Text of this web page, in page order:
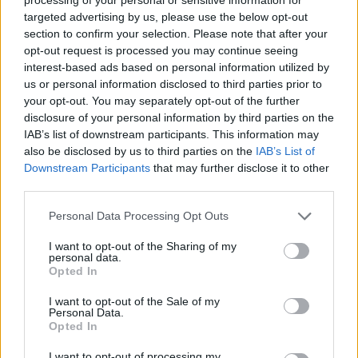
targeted advertising by us, please use the below opt-out
section to confirm your selection. Please note that after your
opt-out request is processed you may continue seeing
interest-based ads based on personal information utilized by
us or personal information disclosed to third parties prior to
your opt-out. You may separately opt-out of the further
disclosure of your personal information by third parties on the
IAB’s list of downstream participants. This information may
also be disclosed by us to third parties on the IAB’s List of
Downstream Participants that may further disclose it to other
Personal Data Processing Opt Outs
I want to opt-out of the Sharing of my
personal data.
Opted In
I want to opt-out of the Sale of my
Personal Data.
Opted In
Τσιτσιπάς και Kristen Thoms: Ο
έρωτας που φέρνει την απόλυτη
ισορροπία στην καριέρα του
πρωταθλητή
SHOWBIZ
Ανδρομάχη: Στο νοσοκομείο με ορό η
γνωστή τραγουδίστρια μετά από
έντονη αδιαθεσία σε live εμφάνιση
Οικονομάκου - Τσερέλα: Συνεχίζουν
το ταξίδι του μέλιτος στα Μπόρα
Μπόρα - Νέες φωτογραφίες